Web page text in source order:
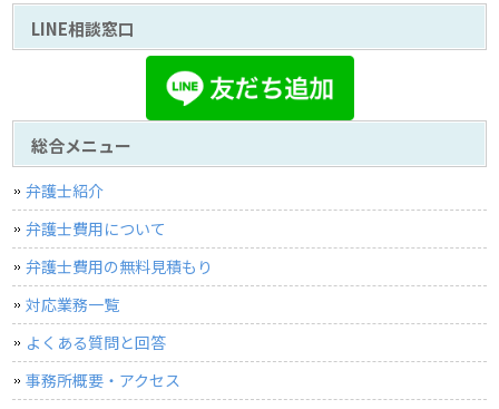
LINE相談窓口
総合メニュー
弁護士紹介
弁護士費用について
弁護士費用の無料見積もり
対応業務一覧
よくある質問と回答
事務所概要・アクセス